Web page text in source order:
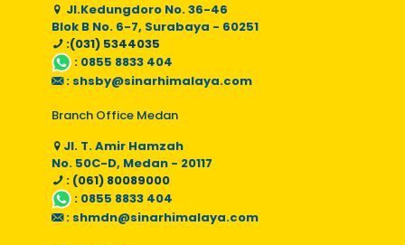
Jl.Kedungdoro No. 36-46
Blok B No. 6-7, Surabaya - 60251
:(031) 5344035
: 0855 8833 404
: shsby@sinarhimalaya.com
Branch Office Medan
Jl. T. Amir Hamzah
No. 50C-D, Medan - 20117
: (061) 80089000
: 0855 8833 404
: shmdn@sinarhimalaya.com